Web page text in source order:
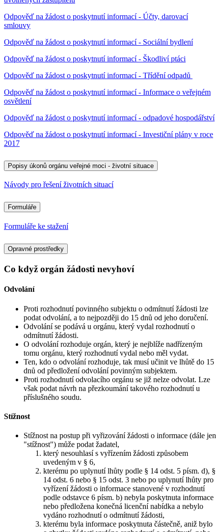
Odpověď na žádost o poskytnutí informací - Účty, darovací
smlouvy
Odpověď na žádost o poskytnutí informací - Sociální bydlení
Odpověď na žádost o poskytnutí informací - Škodliví ptáci
Odpověď na žádost o poskytnutí informací - Třídění odpadů
Odpověď na žádost o poskytnutí informací - Informace o veřejném
osvětlení
Odpověď na žádost o poskytnutí informací - odpadové hospodářství
Odpověď na žádost o poskytnutí informací - Investiční plány v roce
2017
Popisy úkonů orgánu veřejné moci - životní situace
Návody pro řešení životních situací
Formuláře
Formuláře ke stažení
Opravné prostředky
Co když orgán žádosti nevyhoví
Odvolání
Proti rozhodnutí povinného subjektu o odmítnutí žádosti lze
podat odvolání, a to nejpozději do 15 dnů od jeho doručení.
Odvolání se podává u orgánu, který vydal rozhodnutí o
odmítnutí žádosti.
O odvolání rozhoduje orgán, který je nejblíže nadřízeným
tomu orgánu, který rozhodnutí vydal nebo měl vydat.
Ten, kdo o odvolání rozhoduje, tak musí učinit ve lhůtě do 15
dnů od předložení odvolání povinným subjektem.
Proti rozhodnutí odvolacího orgánu se již nelze odvolat. Lze
však podat návrh na přezkoumání takového rozhodnutí u
příslušného soudu.
Stížnost
Stížnost na postup při vyřizování žádosti o informace (dále jen
"stížnost") může podat žadatel,
který nesouhlasí s vyřízením žádosti způsobem
uvedeným v § 6,
kterému po uplynutí lhůty podle § 14 odst. 5 písm. d), §
14 odst. 6 nebo § 15 odst. 3 nebo po uplynutí lhůty pro
vyřízení žádosti o informace stanovené v rozhodnutí
podle odstavce 6 písm. b) nebyla poskytnuta informace
nebo předložena konečná licenční nabídka a nebylo
vydáno rozhodnutí o odmítnutí žádosti,
kterému byla informace poskytnuta částečně, aniž bylo